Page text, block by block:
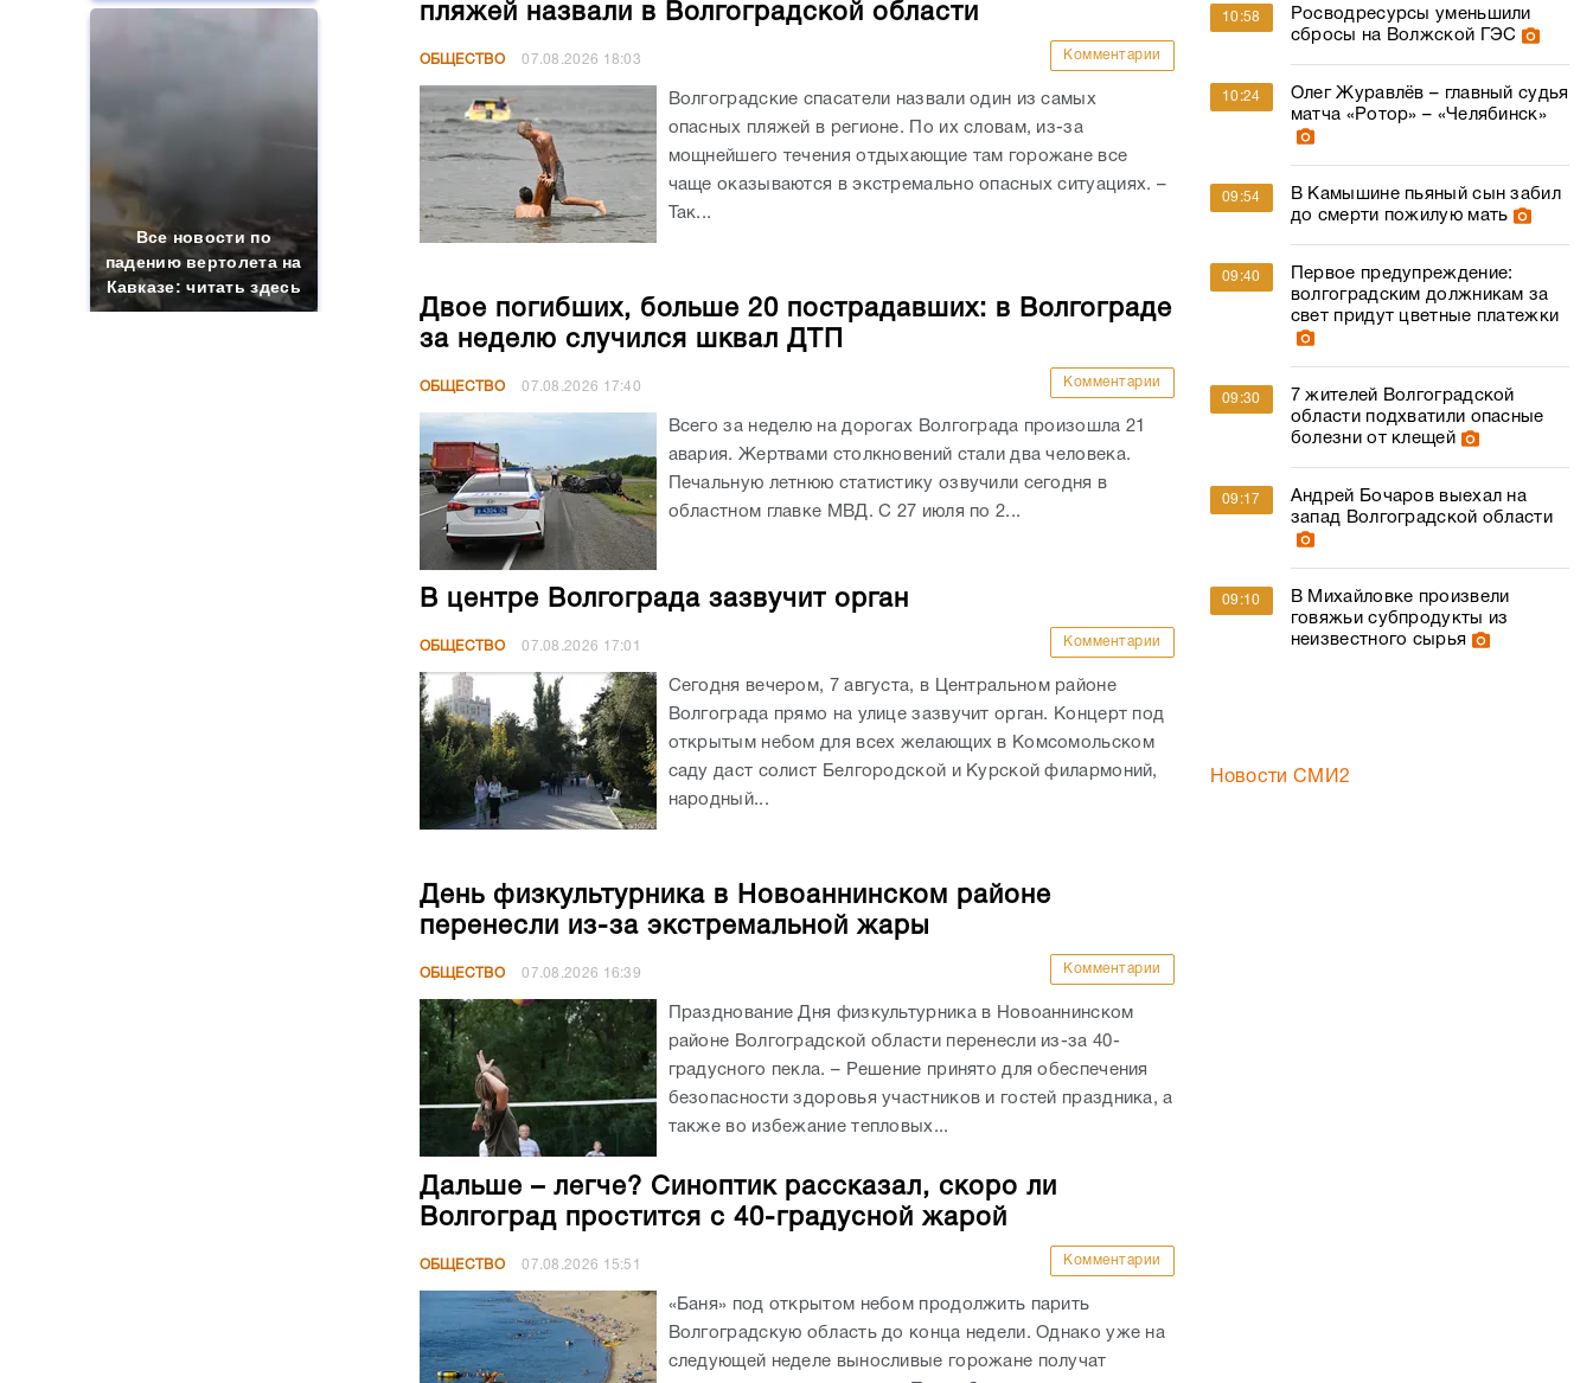
Все новости по
падению вертолета на
Кавказе: читать здесь
пляжей назвали в Волгоградской области
ОБЩЕСТВО 07.08.2026 18:03 Комментарии
Волгоградские спасатели назвали один из самых
опасных пляжей в регионе. По их словам, из-за
мощнейшего течения отдыхающие там горожане все
чаще оказываются в экстремально опасных ситуациях. –
Так...
Двое погибших, больше 20 пострадавших: в Волгограде
за неделю случился шквал ДТП
ОБЩЕСТВО 07.08.2026 17:40 Комментарии
Всего за неделю на дорогах Волгограда произошла 21
авария. Жертвами столкновений стали два человека.
Печальную летнюю статистику озвучили сегодня в
областном главке МВД. С 27 июля по 2...
В центре Волгограда зазвучит орган
ОБЩЕСТВО 07.08.2026 17:01 Комментарии
Сегодня вечером, 7 августа, в Центральном районе
Волгограда прямо на улице зазвучит орган. Концерт под
открытым небом для всех желающих в Комсомольском
саду даст солист Белгородской и Курской филармоний,
народный...
День физкультурника в Новоаннинском районе
перенесли из-за экстремальной жары
ОБЩЕСТВО 07.08.2026 16:39 Комментарии
Празднование Дня физкультурника в Новоаннинском
районе Волгоградской области перенесли из-за 40-
градусного пекла. – Решение принято для обеспечения
безопасности здоровья участников и гостей праздника, а
также во избежание тепловых...
Дальше – легче? Синоптик рассказал, скоро ли
Волгоград простится с 40-градусной жарой
ОБЩЕСТВО 07.08.2026 15:51 Комментарии
«Баня» под открытом небом продолжить парить
Волгоградскую область до конца недели. Однако уже на
следующей неделе выносливые горожане получат
10:58
Росводресурсы уменьшили
сбросы на Волжской ГЭС
10:24
Олег Журавлёв – главный судья
матча «Ротор» – «Челябинск»
09:54
В Камышине пьяный сын забил
до смерти пожилую мать
09:40
Первое предупреждение:
волгоградским должникам за
свет придут цветные платежки
09:30
7 жителей Волгоградской
области подхватили опасные
болезни от клещей
09:17
Андрей Бочаров выехал на
запад Волгоградской области
09:10
В Михайловке произвели
говяжьи субпродукты из
неизвестного сырья
Новости СМИ2